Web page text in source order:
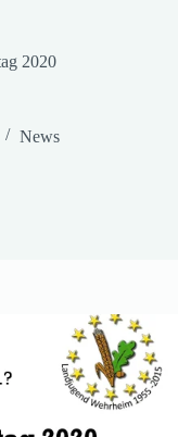
2020
News